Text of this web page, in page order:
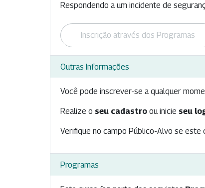
Respondendo a um incidente de
Inscrição através dos Programas
Outras Informações
Você pode inscrever-se a qualquer
Realize o seu cadastro ou inicie seu
Verifique no campo Público-Alvo se
Programas